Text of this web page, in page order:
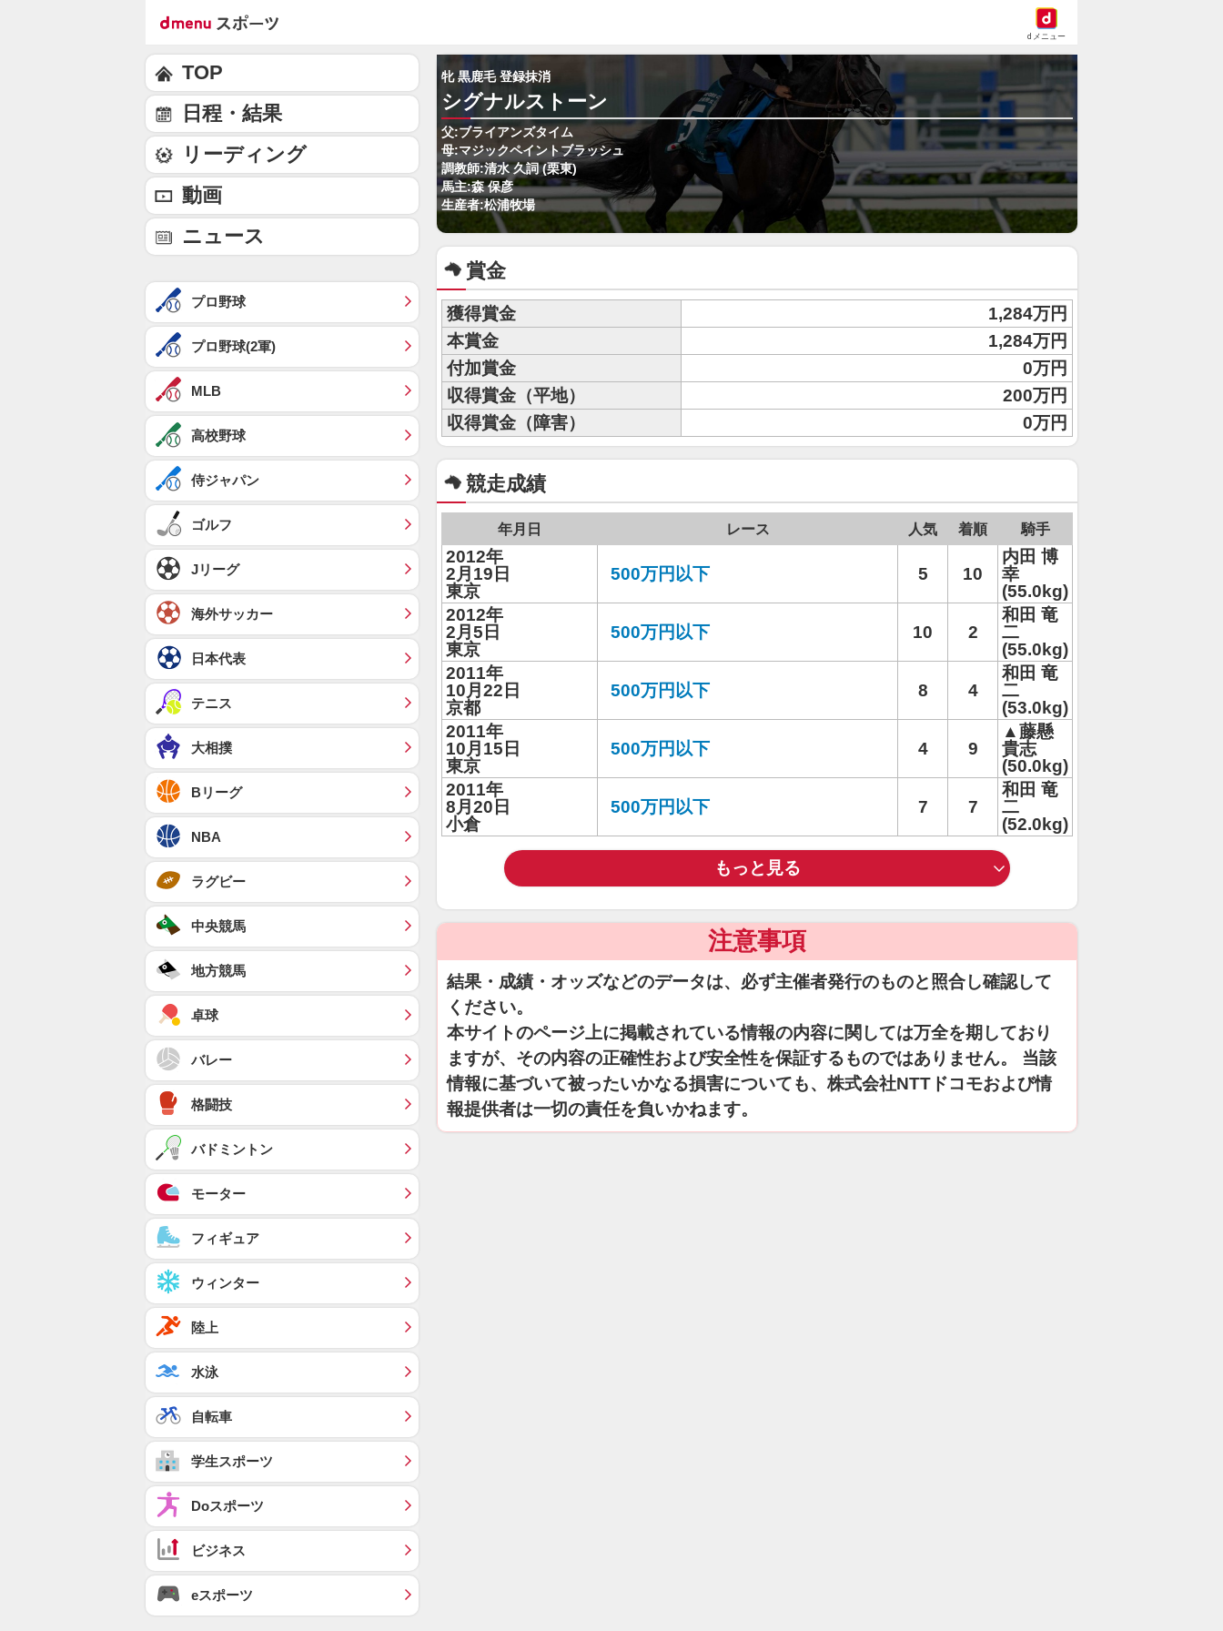
dメニュー
牝 黒鹿毛 登録抹消
シグナルストーン
父:ブライアンズタイム
母:マジックペイントブラッシュ
調教師:清水 久詞 (栗東)
馬主:森 保彦
生産者:松浦牧場
賞金
獲得賞金
1,284万円
本賞金
1,284万円
付加賞金
0万円
収得賞金（平地）
200万円
収得賞金（障害）
0万円
競走成績
年月日 レース 人気 着順 騎手
2012年
2月19日
東京
500万円以下 5 10
内田 博
幸
(55.0kg)
2012年
2月5日
東京
500万円以下 10 2
和田 竜
二
(55.0kg)
2011年
10月22日
京都
500万円以下 8 4
和田 竜
二
(53.0kg)
2011年
10月15日
東京
500万円以下 4 9
▲藤懸
貴志
(50.0kg)
2011年
8月20日
小倉
500万円以下 7 7
和田 竜
二
(52.0kg)
もっと見る
注意事項
結果・成績・オッズなどのデータは、必ず主催者発行のものと照合し確認して
ください。
本サイトのページ上に掲載されている情報の内容に関しては万全を期しており
ますが、その内容の正確性および安全性を保証するものではありません。 当該
情報に基づいて被ったいかなる損害についても、株式会社NTTドコモおよび情
報提供者は一切の責任を負いかねます。
TOP
日程・結果
リーディング
動画
ニュース
プロ野球
プロ野球(2軍)
MLB
高校野球
侍ジャパン
ゴルフ
Jリーグ
海外サッカー
日本代表
テニス
大相撲
Bリーグ
NBA
ラグビー
中央競馬
地方競馬
卓球
バレー
格闘技
バドミントン
モーター
フィギュア
ウィンター
陸上
水泳
自転車
学生スポーツ
Doスポーツ
ビジネス
eスポーツ